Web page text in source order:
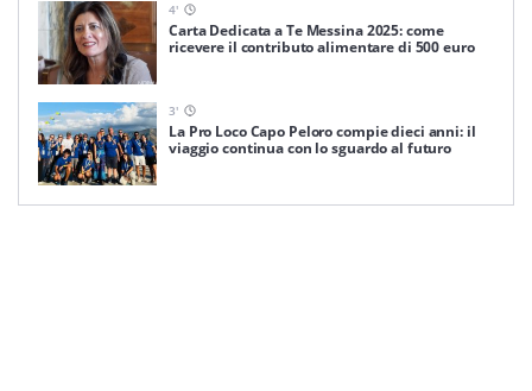
4'
Carta Dedicata a Te Messina 2025: come
ricevere il contributo alimentare di 500 euro
3'
La Pro Loco Capo Peloro compie dieci anni: il
viaggio continua con lo sguardo al futuro